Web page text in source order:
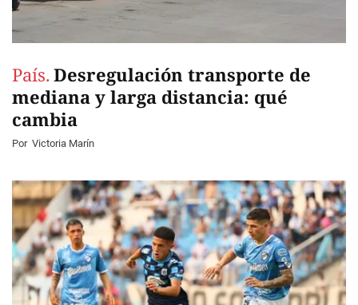
País. Desregulación transporte de
mediana y larga distancia: qué
cambia
Por Victoria Marín